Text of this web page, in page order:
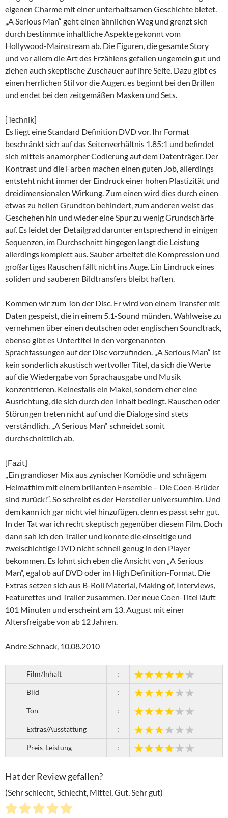
eigenen Charme mit einer unterhaltsamen Geschichte bietet.
„A Serious Man“ geht einen ähnlichen Weg und grenzt sich
durch bestimmte inhaltliche Aspekte gekonnt vom
Hollywood-Mainstream ab. Die Figuren, die gesamte Story
und vor allem die Art des Erzählens gefallen ungemein gut und
ziehen auch skeptische Zuschauer auf ihre Seite. Dazu gibt es
einen herrlichen Stil vor die Augen, es beginnt bei den Brillen
und endet bei den zeitgemäßen Masken und Sets.
[Technik]
Es liegt eine Standard Definition DVD vor. Ihr Format
beschränkt sich auf das Seitenverhältnis 1.85:1 und befindet
sich mittels anamorpher Codierung auf dem Datenträger. Der
Kontrast und die Farben machen einen guten Job, allerdings
entsteht nicht immer der Eindruck einer hohen Plastizität und
dreidimensionalen Wirkung. Zum einen wird dies durch einen
etwas zu hellen Grundton behindert, zum anderen weist das
Geschehen hin und wieder eine Spur zu wenig Grundschärfe
auf. Es leidet der Detailgrad darunter entsprechend in einigen
Sequenzen, im Durchschnitt hingegen langt die Leistung
allerdings komplett aus. Sauber arbeitet die Kompression und
großartiges Rauschen fällt nicht ins Auge. Ein Eindruck eines
soliden und sauberen Bildtransfers bleibt haften.
Kommen wir zum Ton der Disc. Er wird von einem Transfer mit
Daten gespeist, die in einem 5.1-Sound münden. Wahlweise zu
vernehmen über einen deutschen oder englischen Soundtrack,
ebenso gibt es Untertitel in den vorgenannten
Sprachfassungen auf der Disc vorzufinden. „A Serious Man“ ist
kein sonderlich akustisch wertvoller Titel, da sich die Werte
auf die Wiedergabe von Sprachausgabe und Musik
konzentrieren. Keinesfalls ein Makel, sondern eher eine
Ausrichtung, die sich durch den Inhalt bedingt. Rauschen oder
Störungen treten nicht auf und die Dialoge sind stets
verständlich. „A Serious Man“ schneidet somit
durchschnittlich ab.
[Fazit]
„Ein grandioser Mix aus zynischer Komödie und schrägem
Heimatfilm mit einem brillanten Ensemble – Die Coen-Brüder
sind zurück!“. So schreibt es der Hersteller universumfilm. Und
dem kann ich gar nicht viel hinzufügen, denn es passt sehr gut.
In der Tat war ich recht skeptisch gegenüber diesem Film. Doch
dann sah ich den Trailer und konnte die einseitige und
zweischichtige DVD nicht schnell genug in den Player
bekommen. Es lohnt sich eben die Ansicht von „A Serious
Man“, egal ob auf DVD oder im High Definition-Format. Die
Extras setzen sich aus B-Roll Material, Making of, Interviews,
Featurettes und Trailer zusammen. Der neue Coen-Titel läuft
101 Minuten und erscheint am 13. August mit einer
Altersfreigabe von ab 12 Jahren.
Andre Schnack, 10.08.2010
Film/Inhalt :
Bild :
Ton :
Extras/Ausstattung :
Preis-Leistung :
Hat der Review gefallen?
(Sehr schlecht, Schlecht, Mittel, Gut, Sehr gut)